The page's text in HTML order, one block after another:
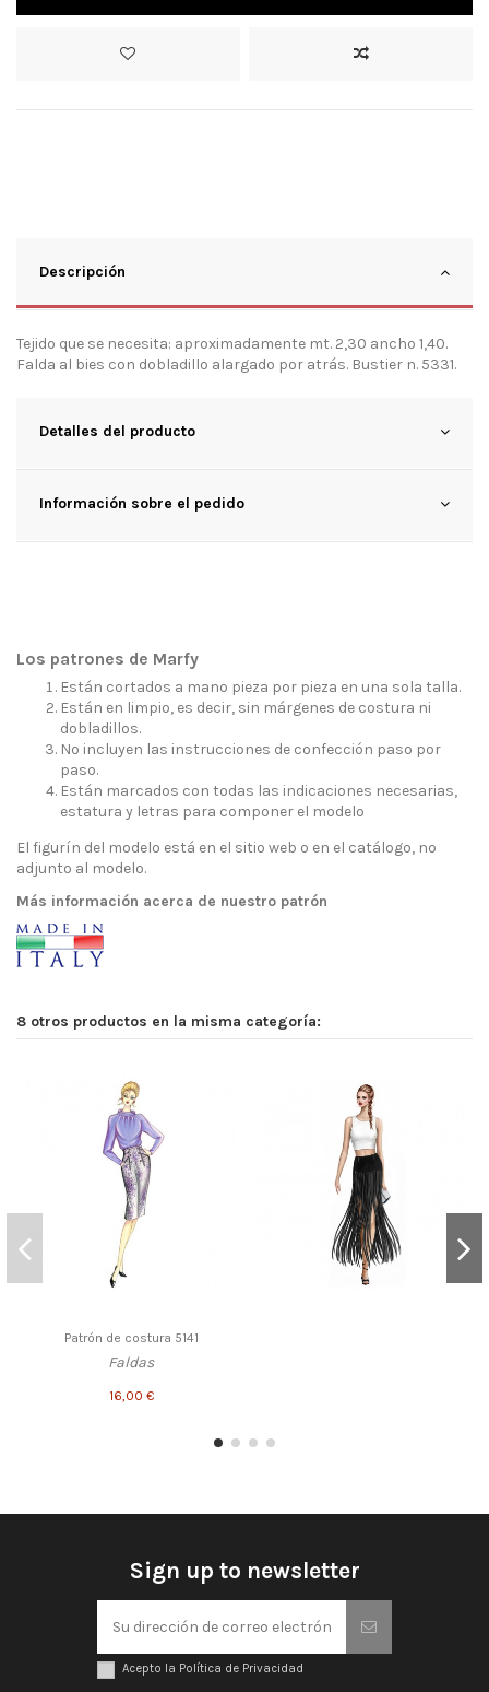
Descripción
Tejido que se necesita: aproximadamente mt. 2,30 ancho 1,40.
Falda al bies con dobladillo alargado por atrás. Bustier n. 5331.
Detalles del producto
Información sobre el pedido
Los patrones de Marfy
Están cortados a mano pieza por pieza en una sola talla.
Están en limpio, es decir, sin márgenes de costura ni
dobladillos.
No incluyen las instrucciones de confección paso por
paso.
Están marcados con todas las indicaciones necesarias,
estatura y letras para componer el modelo
El figurín del modelo está en el sitio web o en el catálogo, no
adjunto al modelo.
Más información acerca de nuestro patrón
8 otros productos en la misma categoría:
Patrón de costura 5141
Faldas
16,00 €
Sign up to newsletter
Acepto la Política de Privacidad